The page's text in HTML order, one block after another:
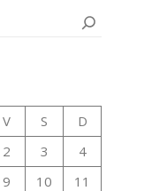
V S
D
2 3
4
9 10
11